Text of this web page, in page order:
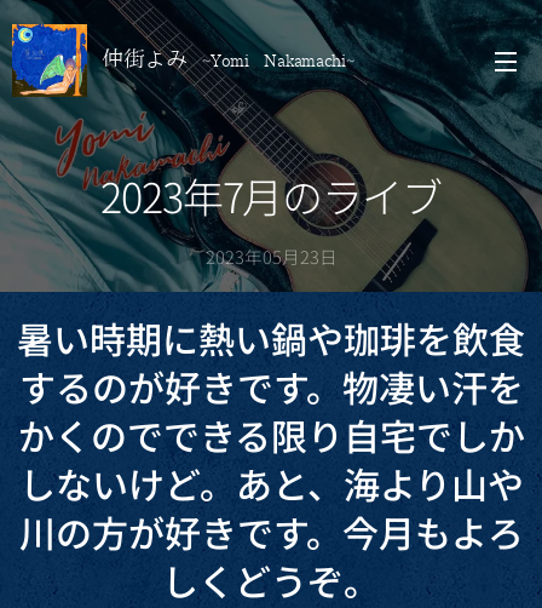
仲街よみ~Yomi Nakamachi~
2023年7月のライブ
2023年05月23日
暑い時期に熱い鍋や珈琲を飲食
するのが好きです。物凄い汗を
かくのでできる限り自宅でしか
しないけど。あと、海より山や
川の方が好きです。今月もよろ
しくどうぞ。